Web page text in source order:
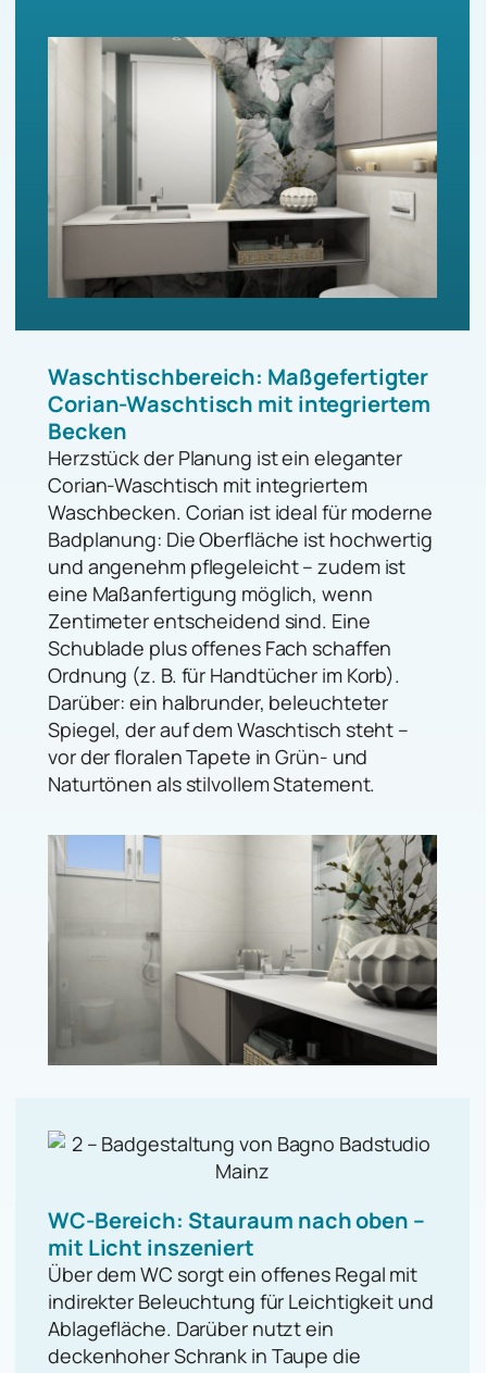
Waschtischbereich: Maßgefertigter
Corian-Waschtisch mit integriertem
Becken
Herzstück der Planung ist ein eleganter
Corian-Waschtisch mit integriertem
Waschbecken. Corian ist ideal für moderne
Badplanung: Die Oberfläche ist hochwertig
und angenehm pflegeleicht – zudem ist
eine Maßanfertigung möglich, wenn
Zentimeter entscheidend sind. Eine
Schublade plus offenes Fach schaffen
Ordnung (z. B. für Handtücher im Korb).
Darüber: ein halbrunder, beleuchteter
Spiegel, der auf dem Waschtisch steht –
vor der floralen Tapete in Grün- und
Naturtönen als stilvollem Statement.
WC-Bereich: Stauraum nach oben –
mit Licht inszeniert
Über dem WC sorgt ein offenes Regal mit
indirekter Beleuchtung für Leichtigkeit und
Ablagefläche. Darüber nutzt ein
deckenhoher Schrank in Taupe die